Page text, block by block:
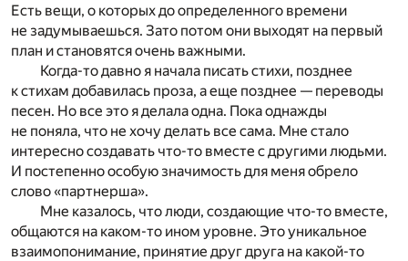
Есть вещи, о которых до определенного времени
не задумываешься. Зато потом они выходят на первый
план и становятся очень важными.
Когда-то давно я начала писать стихи, позднее
к стихам добавилась проза, а еще позднее — переводы
песен. Но все это я делала одна. Пока однажды
не поняла, что не хочу делать все сама. Мне стало
интересно создавать что-то вместе с другими людьми.
И постепенно особую значимость для меня обрело
слово «партнерша».
Мне казалось, что люди, создающие что-то вместе,
общаются на каком-то ином уровне. Это уникальное
взаимопонимание, принятие друг друга на какой-то